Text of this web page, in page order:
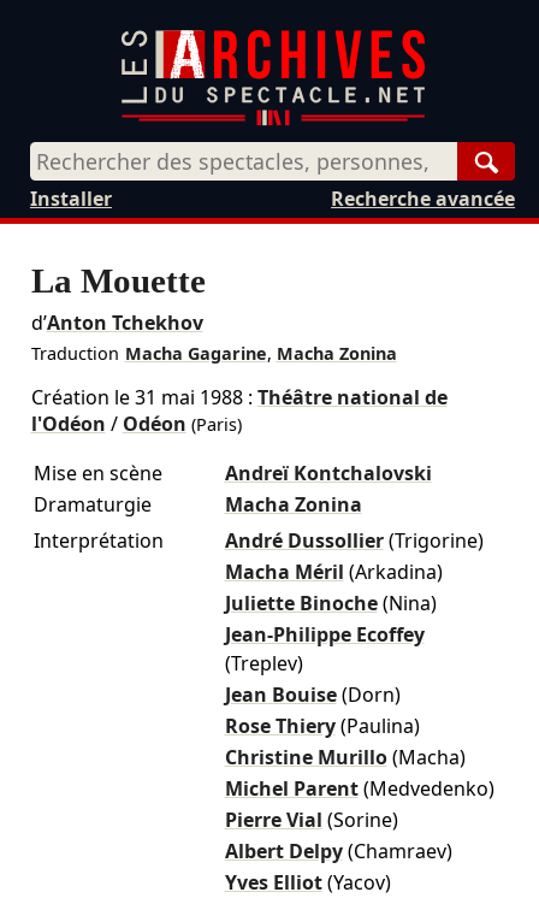
Recherche avancée
Installer
La Mouette
d’Anton Tchekhov
Traduction Macha Gagarine, Macha Zonina
Création le31 mai 1988: Théâtre national de
l'Odéon / Odéon (Paris)
Mise en scène
Andreï Kontchalovski
Dramaturgie
Macha Zonina
Interprétation
André Dussollier (Trigorine)
Macha Méril (Arkadina)
Juliette Binoche (Nina)
Jean-Philippe Ecoffey
(Treplev)
Jean Bouise (Dorn)
Rose Thiery (Paulina)
Christine Murillo (Macha)
Michel Parent (Medvedenko)
Pierre Vial (Sorine)
Albert Delpy (Chamraev)
Yves Elliot (Yacov)